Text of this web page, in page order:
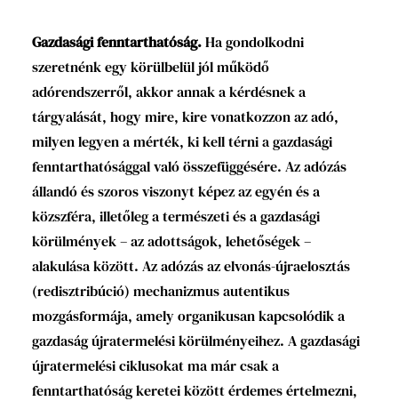
Gazdasági fenntarthatóság.Ha gondolkodni
szeretnénk egy körülbelül jól működő
adórendszerről, akkor annak a kérdésnek a
tárgyalását, hogy mire, kire vonatkozzon az adó,
milyen legyen a mérték, ki kell térni a gazdasági
fenntarthatósággal való összefüggésére. Az adózás
állandó és szoros viszonyt képez az egyén és a
közszféra, illetőleg a természeti és a gazdasági
körülmények – az adottságok, lehetőségek –
alakulása között. Az adózás az elvonás-újraelosztás
(redisztribúció) mechanizmus autentikus
mozgásformája, amely organikusan kapcsolódik a
gazdaság újratermelési körülményeihez. A gazdasági
újratermelési ciklusokat ma már csak a
fenntarthatóság keretei között érdemes értelmezni,